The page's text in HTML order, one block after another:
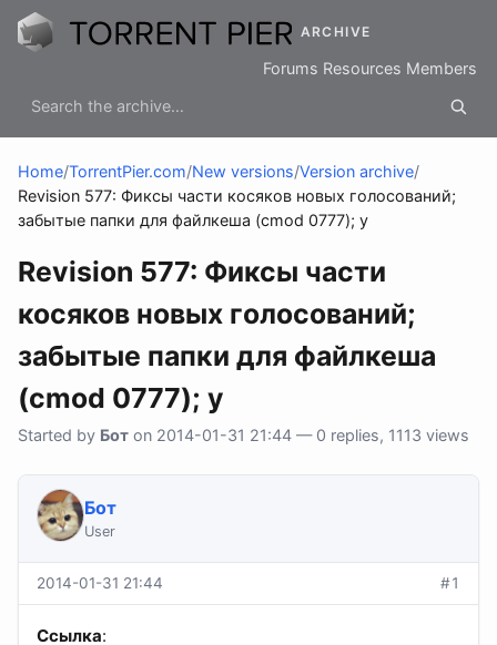
ARCHIVE
Forums Resources Members
Home/TorrentPier.com/New versions/Version archive/
Revision 577: Фиксы части косяков новых голосований;
забытые папки для файлкеша (cmod 0777); у
Revision 577: Фиксы части
косяков новых голосований;
забытые папки для файлкеша
(cmod 0777); у
Started by Бот on 2014-01-31 21:44 — 0 replies, 1113 views
Бот
User
2014-01-31 21:44 #1
Ссылка: